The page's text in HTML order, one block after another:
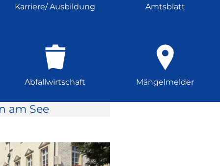
Karriere/ Ausbildung Amtsblatt
Abfallwirtschaft Mängelmelder
am See